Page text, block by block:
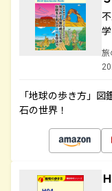
旅
「地球の歩き方」
石の世界！